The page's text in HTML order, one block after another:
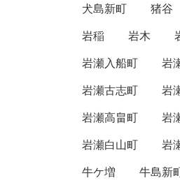
犬島新町
猪谷
岩稲
岩木
岩瀬入船町
岩
岩瀬古志町
岩
岩瀬高畠町
岩
岩瀬白山町
岩
牛ケ増
牛島新